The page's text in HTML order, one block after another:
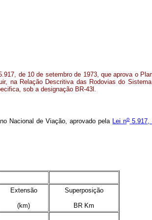
de 10 de setembro de 1973, que aprova o
na Relação Descritiva das Rodovias do
sob a designação BR-43l.
Nacional de Viação, aprovado pela Lei no5.917,
Extensão
(km)
Superposição
BR Km